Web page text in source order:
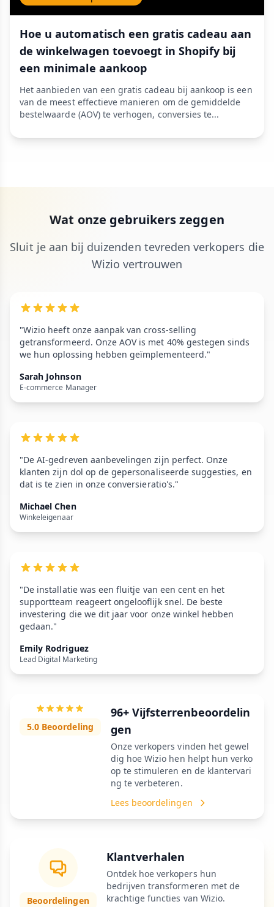
Hoe u automatisch een gratis cadeau aan
de winkelwagen toevoegt in Shopify bij
een minimale aankoop
Het aanbieden van een gratis cadeau bij aankoop is een
van de meest effectieve manieren om de gemiddelde
bestelwaarde (AOV) te verhogen, conversies te...
Wat onze gebruikers zeggen
Sluit je aan bij duizenden tevreden verkopers die
Wizio vertrouwen
"Wizio heeft onze aanpak van cross-selling
getransformeerd. Onze AOV is met 40% gestegen sinds
we hun oplossing hebben geïmplementeerd."
Sarah Johnson
E-commerce Manager
"De AI-gedreven aanbevelingen zijn perfect. Onze
klanten zijn dol op de gepersonaliseerde suggesties, en
dat is te zien in onze conversieratio's."
Michael Chen
Winkeleigenaar
"De installatie was een fluitje van een cent en het
supportteam reageert ongelooflijk snel. De beste
investering die we dit jaar voor onze winkel hebben
gedaan."
Emily Rodriguez
Lead Digital Marketing
5.0 Beoordeling
96+ Vijfsterrenbeoordelin
gen
Onze verkopers vinden het gewel
dig hoe Wizio hen helpt hun verko
op te stimuleren en de klantervari
ng te verbeteren.
Lees beoordelingen
Beoordelingen
Klantverhalen
Ontdek hoe verkopers hun
bedrijven transformeren met de
krachtige functies van Wizio.